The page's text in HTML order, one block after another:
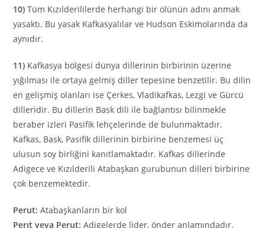
10)Tüm Kızılderililerde herhangi bir ölünün adını anmak
yasaktı. Bu yasak Kafkasyalılar ve Hudson Eskimolarında da
aynıdır.
11) Kafkasya bölgesi dünya dillerinin birbirinin üzerine
yığılması ile ortaya gelmiş diller tepesine benzetilir. Bu dilin
en gelişmiş olanları ise Çerkes, Vladikafkas, Lezgi ve Gürcü
dilleridir. Bu dillerin Bask dili ile bağlantısı bilinmekle
beraber izleri Pasifik lehçelerinde de bulunmaktadır.
Kafkas, Bask, Pasifik dillerinin birbirine benzemesi üç
ulusun soy birliğini kanıtlamaktadır. Kafkas dillerinde
Adigece ve Kızılderili Atabaşkan gurubunun dilleri birbirine
çok benzemektedir.
Perut:Atabaşkanların bir kol
Perıt veya Perut:Adigelerde lider, önder anlamındadır.